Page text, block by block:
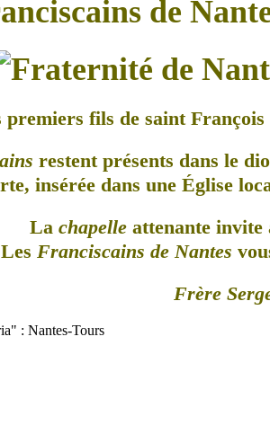
de
premiers fils de saint
restent présents dans le
insérée dans une Église
La chapelle attenante invite
Les Franciscains de Nantes
Frère
: Nantes-Tours